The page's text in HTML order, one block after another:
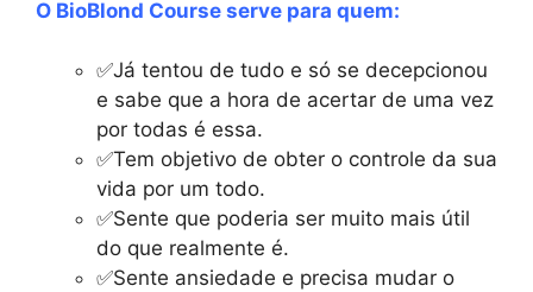
O BioBlond Course serve para quem:
✅Já tentou de tudo e só se decepcionou
e sabe que a hora de acertar de uma vez
por todas é essa.
✅Tem objetivo de obter o controle da sua
vida por um todo.
✅Sente que poderia ser muito mais útil
do que realmente é.
✅Sente ansiedade e precisa mudar o